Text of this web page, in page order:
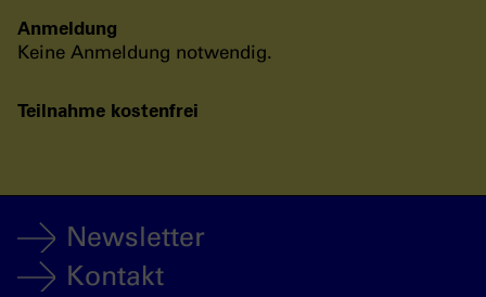
Anmeldung
Keine Anmeldung notwendig.
Teilnahme kostenfrei
Newsletter
Kontakt